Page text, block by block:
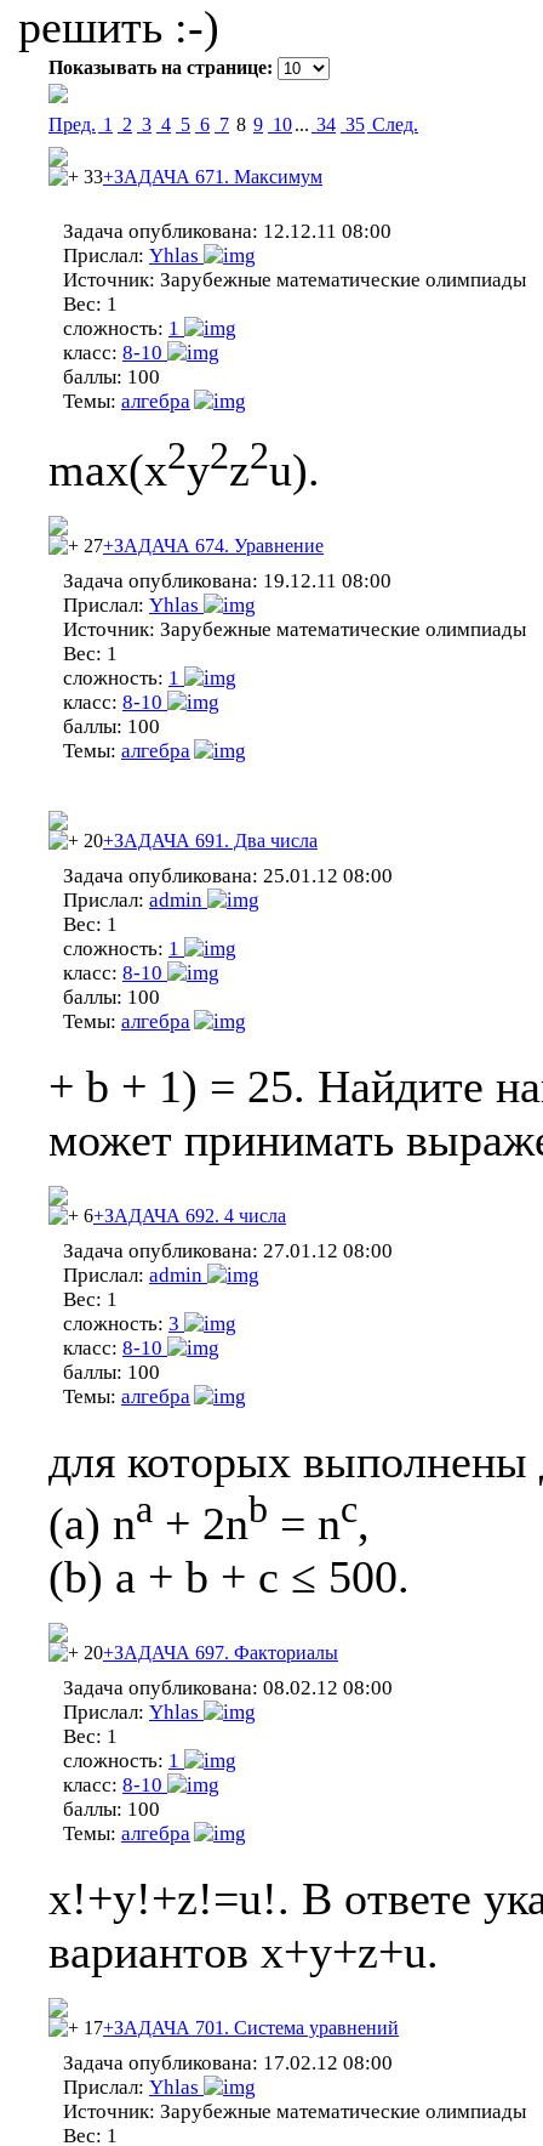
решить :-)
Показывать на странице:
Пред. 1 2 3 4 5 6 7 8 9 10... 34 35 Cлед.
33+ЗАДАЧА 671. Максимум
Задача опубликована: 12.12.11 08:00
Прислал: Yhlas
Источник: Зарубежные математические олимпиады
Вес: 1
сложность: 1
класс: 8-10
баллы: 100
Темы: алгебра
max(x2y2z2u).
27+ЗАДАЧА 674. Уравнение
Задача опубликована: 19.12.11 08:00
Прислал: Yhlas
Источник: Зарубежные математические олимпиады
Вес: 1
сложность: 1
класс: 8-10
баллы: 100
Темы: алгебра
20+ЗАДАЧА 691. Два числа
Задача опубликована: 25.01.12 08:00
Прислал: admin
Вес: 1
сложность: 1
класс: 8-10
баллы: 100
Темы: алгебра
+ b + 1) = 25. Найдите
может принимать
6+ЗАДАЧА 692. 4 числа
Задача опубликована: 27.01.12 08:00
Прислал: admin
Вес: 1
сложность: 3
класс: 8-10
баллы: 100
Темы: алгебра
для которых выполнены
(a) na + 2nb = nc,
(b) a + b + c ≤ 500.
20+ЗАДАЧА 697. Факториалы
Задача опубликована: 08.02.12 08:00
Прислал: Yhlas
Вес: 1
сложность: 1
класс: 8-10
баллы: 100
Темы: алгебра
x!+y!+z!=u!. В ответе
вариантов x+y+z+u.
17+ЗАДАЧА 701. Системa уравнений
Задача опубликована: 17.02.12 08:00
Прислал: Yhlas
Источник: Зарубежные математические олимпиады
Вес: 1